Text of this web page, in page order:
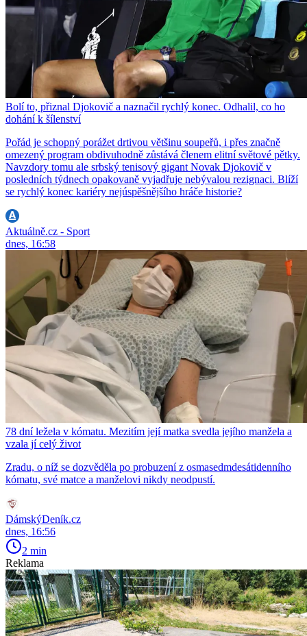
Bolí to, přiznal Djokovič a naznačil rychlý konec. Odhalil, co ho
dohání k šílenství
Pořád je schopný porážet drtivou většinu soupeřů, i přes značně
omezený program obdivuhodně zůstává členem elitní světové pětky.
Navzdory tomu ale srbský tenisový gigant Novak Djokovič v
posledních týdnech opakovaně vyjadřuje nebývalou rezignaci. Blíží
se rychlý konec kariéry nejúspěšnějšího hráče historie?
Aktuálně.cz - Sport
dnes, 16:58
78 dní ležela v kómatu. Mezitím její matka svedla jejího manžela a
vzala jí celý život
Zradu, o níž se dozvěděla po probuzení z osmasedmdesátidenního
kómatu, své matce a manželovi nikdy neodpustí.
DámskýDeník.cz
dnes, 16:56
2 min
Reklama